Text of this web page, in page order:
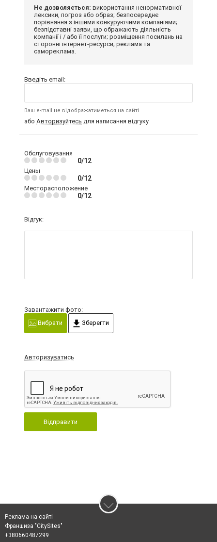
Не дозволяється: використання ненормативної
лексики, погроз або образ; безпосереднє
порівняння з іншими конкуруючими компаніями;
безпідставні заяви, що ображають діяльність
компанії і / або її послуги; розміщення посилань на
сторонні інтернет-ресурси; реклама та
самореклама.
Введіть email:
Ваш e-mail не відображатиметься на сайті
або Авторизуйтесь для написання відгуку
Обслуговування
0/12
Цены
0/12
Месторасположение
0/12
Відгук:
Завантажити фото:
Вибрати
Зберегти
Авторизуватись
Відправити
Реклама на сайті
Франшиза "CitySites"
+380660487299